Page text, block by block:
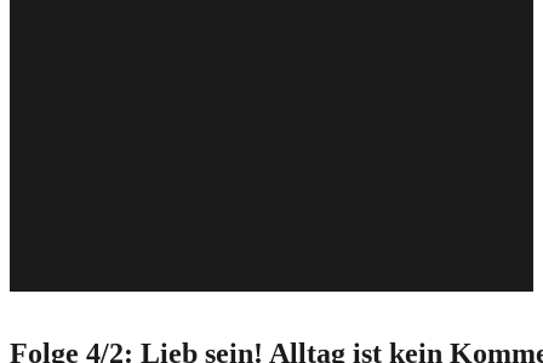
Folge 4/2: Lieb sein! Alltag ist kein